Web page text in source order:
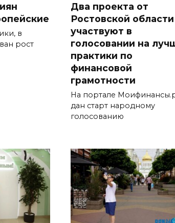
в
рост
Два проекта от
Ростовской области
участвуют в
голосовании на
практики по
финансовой
грамотности
На портале
дан старт народному
голосованию